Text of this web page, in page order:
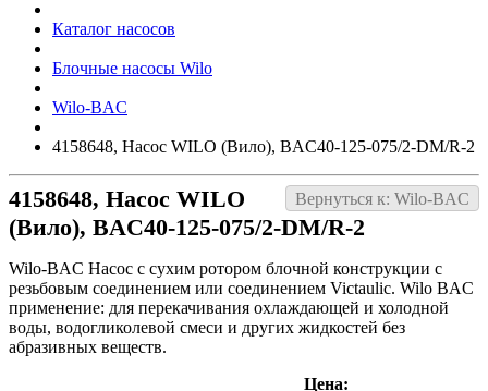
Каталог насосов
Блочные насосы Wilo
Wilo-BAC
4158648, Насос WILO (Вило), BAC40-125-075/2-DM/R-2
Вернуться к: Wilo-BAC
4158648, Насос WILO
(Вило), BAC40-125-075/2-DM/R-2
Wilo-BAC Насос с сухим ротором блочной конструкции с
резьбовым соединением или соединением Victaulic. Wilo BAC
применение: для перекачивания охлаждающей и холодной
воды, водогликолевой смеси и других жидкостей без
абразивных веществ.
Цена: